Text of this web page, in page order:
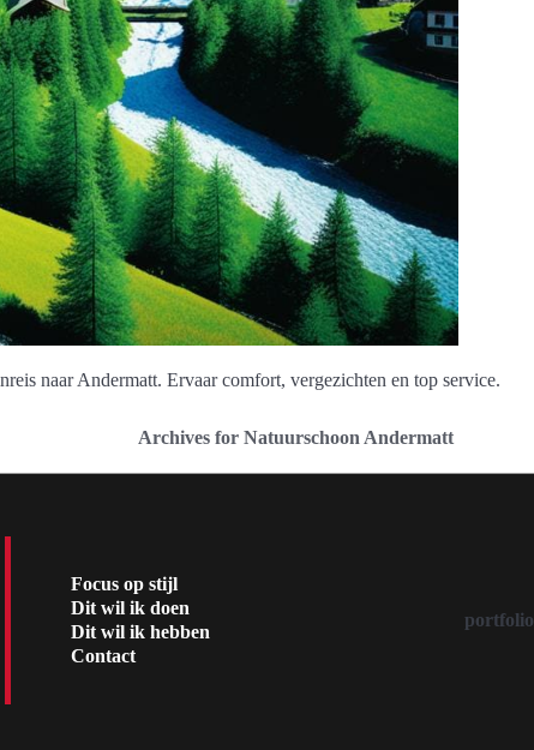
naar Andermatt. Ervaar comfort, vergezichten en top service.
Archives for Natuurschoon Andermatt
Focus op stijl
Dit wil ik doen
Dit wil ik hebben
Contact
portfolio